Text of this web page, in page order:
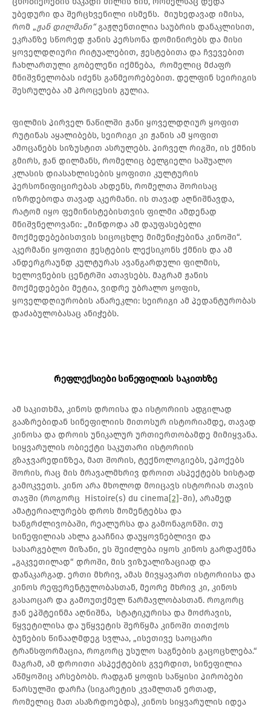
უბედური და შერცხვენილი ისმენს. მიუხედავად იმისა,
რომ „ჟან დილმანი“გაჟღენთილია საუბრის დანაკლისით,
ეკრანზე სწორედ ჟანის პერსონა დომინირებს და მისი
ყოველდღიური რიტუალებით, ჟესტებითა და ჩვევებით
ჩახლართული გობელენი იქმნება, რომელიც მძაფრ
მნიშვნელობას იძენს განმეორებებით. დელფინ სეირიგის
შესრულება ამ პროცესის გულია.
ფილმის პირველ ნაწილში ჟანი ყოველდღიურ ყოფით
რუტინას აყალიბებს, სეირიგი კი ჟანის ამ ყოფით
ამოცანებს სიზუსტით ასრულებს. პირველ რიგში, ის ქმნის
გმირს, ჟან დილმანს, რომელიც ბელგიელი საშუალო
კლასის დიასახლისების ყოფითი კულტურის
პერსონიფიცირებას ახდენს, რომელთა შორისაც
იზრდებოდა თავად აკერმანი. ის თავად აღნიშნავდა,
რატომ იყო ფემინისტებისთვის ფილმი ამდენად
მნიშვნელოვანი: „მინდოდა ამ დაუფასებელი
მოქმედებებისთვის სიცოცხლე მიმენიჭებინა კინოში“.
აკერმანი ყოფითი ჟესტების ლექსიკონს ქმნის და ამ
ანდერგრაუნდ კულტურას ავანგარდული ფილმის,
ხელოვნების ცენტრში ათავსებს. მაგრამ ჟანის
მოქმედებები მეტია, ვიდრე უბრალო ყოფის,
ყოველდღიურობის ანარეკლი: სეირიგი ამ პედანტურობას
დაძაბულობასაც ანიჭებს.
რეფლექსიები სინეფილიის საკითხზე
ამ საკითხმა, კინოს დროისა და ისტორიის ადგილად
გააზრებიდან სინეფილიის მითოსურ ისტორიამდე, თავად
კინოსა და დროის უნიკალურ ურთიერთობამდე მიმიყვანა.
სიყვარულის ობიექტი საკუთარი ისტორიის
გზაჯვარედინზეა, მათ შორის, ტექნოლოგიებს, ეპოქებს
შორის, რაც მის მრავალმხრივ დროით ასპექტებს ხისტად
გამოკვეთს. კინო არა მხოლოდ მოიცავს ისტორიას თავის
თავში (როგორც Histoire(s) du cinema[2]-ში), არამედ
ამატერიალურებს დროს მომენტებსა და
ხანგრძლივობაში, რეალურსა და გამონაგონში. თუ
სინეფილიას ახლა გააჩნია დაუყოვნებლივი და
სასარგებლო მიზანი, ეს შეიძლება იყოს კინოს გარდაქმნა
„გაკვეთილად“ დროში, მის ვიზუალიზაციად და
დანაკარგად. ერთი მხრივ, ამას მივყავართ ისტორიისა და
კინოს რეფერენტულობასთან, მეორე მხრივ კი, კინოს
გასაოცარ და გამოუთქმელ წარმავლობასთან. როგორც
ჟან ეპშტეინმა აღნიშნა, სტატიკურისა და მოძრავის,
წყვეტილისა და უწყვეტის შერწყმა კინოში თითქოს
ბუნების წინააღმდეგ სვლაა, „ისეთივე საოცარი
ტრანსფორმაცია, როგორც უსულო საგნების გაცოცხლება.“
მაგრამ, ამ დროითი ასპექტების გვერდით, სინეფილია
აწმყოშიც არსებობს. რადგან ყოფის საწყისი პირობები
წარსულში დარჩა (სიგარეტის კვამლთან ერთად,
რომელიც მათ ასაზრდოებდა), კინოს სიყვარულის იდეა